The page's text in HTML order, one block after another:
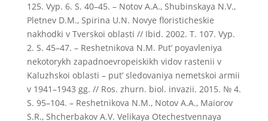
125. Vyp. 6. S. 40–45. – Notov A.A., Shubinskaya N.V.,
Pletnev D.M., Spirina U.N. Novye floristicheskie
nakhodki v Tverskoi oblasti // Ibid. 2002. T. 107. Vyp.
2. S. 45–47. – Reshetnikova N.M. Put’ poyavleniya
nekotorykh zapadnoevropeiskikh vidov rastenii v
Kaluzhskoi oblasti – put’ sledovaniya nemetskoi armii
v 1941–1943 gg. // Ros. zhurn. biol. invazii. 2015. № 4.
S. 95–104. – Reshetnikova N.M., Notov A.A., Maiorov
S.R., Shcherbakov A.V. Velikaya Otechestvennaya